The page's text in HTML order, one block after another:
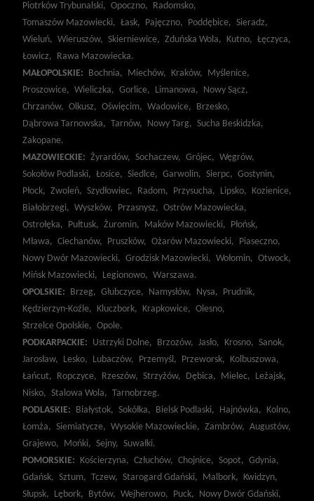
Piotrków Trybunalski, Opoczno, Radomsko,
Tomaszów Mazowiecki, Łask, Pajęczno, Poddębice, Sieradz,
Wieluń, Wieruszów, Skierniewice, Zduńska Wola, Kutno, Łęczyca,
Łowicz, Rawa Mazowiecka.
MAŁOPOLSKIE: Bochnia, Miechów, Kraków, Myślenice,
Proszowice, Wieliczka, Gorlice, Limanowa, Nowy Sącz,
Chrzanów, Olkusz, Oświęcim, Wadowice, Brzesko,
Dąbrowa Tarnowska, Tarnów, Nowy Targ, Sucha Beskidzka,
Zakopane.
MAZOWIECKIE: Żyrardów, Sochaczew, Grójec, Węgrów,
Sokołów Podlaski, Łosice, Siedlce, Garwolin, Sierpc, Gostynin,
Płock, Zwoleń, Szydłowiec, Radom, Przysucha, Lipsko, Kozienice,
Białobrzegi, Wyszków, Przasnysz, Ostrów Mazowiecka,
Ostrołęka, Pułtusk, Żuromin, Maków Mazowiecki, Płońsk,
Mława, Ciechanów, Pruszków, Ożarów Mazowiecki, Piaseczno,
Nowy Dwór Mazowiecki, Grodzisk Mazowiecki, Wołomin, Otwock,
Mińsk Mazowiecki, Legionowo, Warszawa.
OPOLSKIE: Brzeg, Głubczyce, Namysłów, Nysa, Prudnik,
Kędzierzyn-Koźle, Kluczbork, Krapkowice, Olesno,
Strzelce Opolskie, Opole.
PODKARPACKIE: Ustrzyki Dolne, Brzozów, Jasło, Krosno, Sanok,
Jarosław, Lesko, Lubaczów, Przemyśl, Przeworsk, Kolbuszowa,
Łańcut, Ropczyce, Rzeszów, Strzyżów, Dębica, Mielec, Leżajsk,
Nisko, Stalowa Wola, Tarnobrzeg.
PODLASKIE: Białystok, Sokółka, Bielsk Podlaski, Hajnówka, Kolno,
Łomża, Siemiatycze, Wysokie Mazowieckie, Zambrów, Augustów,
Grajewo, Mońki, Sejny, Suwałki.
POMORSKIE: Kościerzyna, Człuchów, Chojnice, Sopot, Gdynia,
Gdańsk, Sztum, Tczew, Starogard Gdański, Malbork, Kwidzyn,
Słupsk, Lębork, Bytów, Wejherowo, Puck, Nowy Dwór Gdański,